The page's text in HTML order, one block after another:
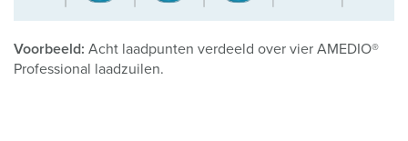
Voorbeeld: Acht laadpunten verdeeld over vier AMEDIO®
Professional laadzuilen.